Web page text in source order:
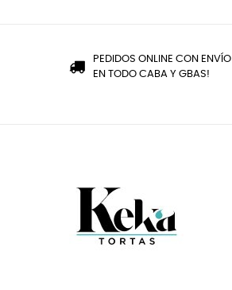
PEDIDOS ONLINE CON ENVÍO
EN TODO CABA Y GBAS!